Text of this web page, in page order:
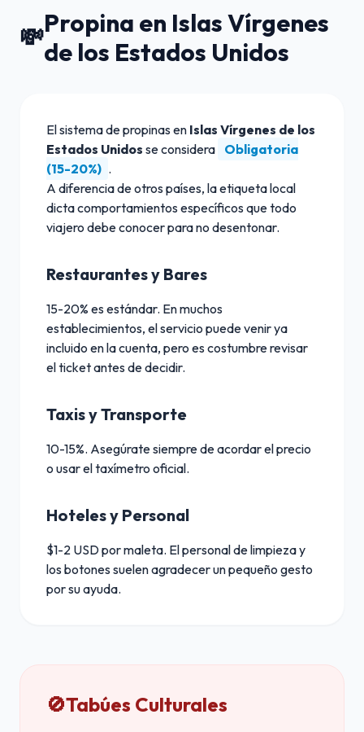
💸Propina en Islas Vírgenes
de los Estados Unidos
El sistema de propinas en Islas Vírgenes de los
Estados Unidos se considera Obligatoria
(15-20%) .
A diferencia de otros países, la etiqueta local
dicta comportamientos específicos que todo
viajero debe conocer para no desentonar.
Restaurantes y Bares
15-20% es estándar. En muchos
establecimientos, el servicio puede venir ya
incluido en la cuenta, pero es costumbre revisar
el ticket antes de decidir.
Taxis y Transporte
10-15%. Asegúrate siempre de acordar el precio
o usar el taxímetro oficial.
Hoteles y Personal
$1-2 USD por maleta. El personal de limpieza y
los botones suelen agradecer un pequeño gesto
por su ayuda.
🚫Tabúes Culturales